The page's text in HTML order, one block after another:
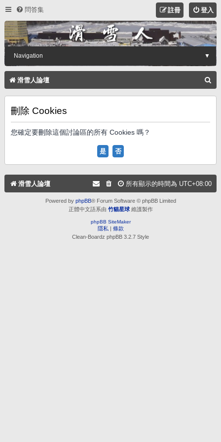
問答集 登入
註冊
Navigation ▼
滑雪人論壇
尋
刪除 Cookies
您確定要刪除這個討論區的所有 Cookies 嗎？
滑雪人論壇 所有顯示的時間為 UTC+08:00
Powered by phpBB® Forum Software © phpBB Limited
正體中文語系由 竹貓星球維護製作
phpBB SiteMaker
隱私 | 條款
Clean-Boardz phpBB 3.2.7 Style